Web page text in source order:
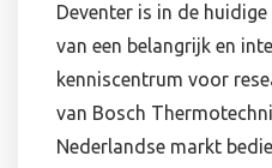
Deventer is in de
van een belangrijk en
kenniscentrum voor
van Bosch
Nederlandse markt